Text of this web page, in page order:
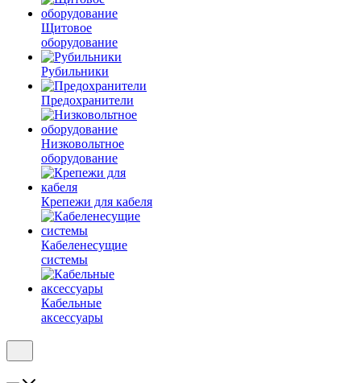
Щитовое
оборудование
Рубильники
Предохранители
Низковольтное
оборудование
Крепежи для кабеля
Кабеленесущие
системы
Кабельные
аксессуары